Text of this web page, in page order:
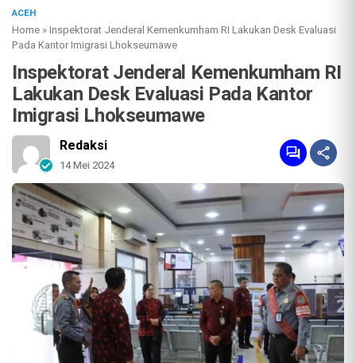
ACEH
Home »Inspektorat Jenderal Kemenkumham RI Lakukan Desk Evaluasi
Pada Kantor Imigrasi Lhokseumawe
Inspektorat Jenderal Kemenkumham RI
Lakukan Desk Evaluasi Pada Kantor
Imigrasi Lhokseumawe
Redaksi
14 Mei 2024